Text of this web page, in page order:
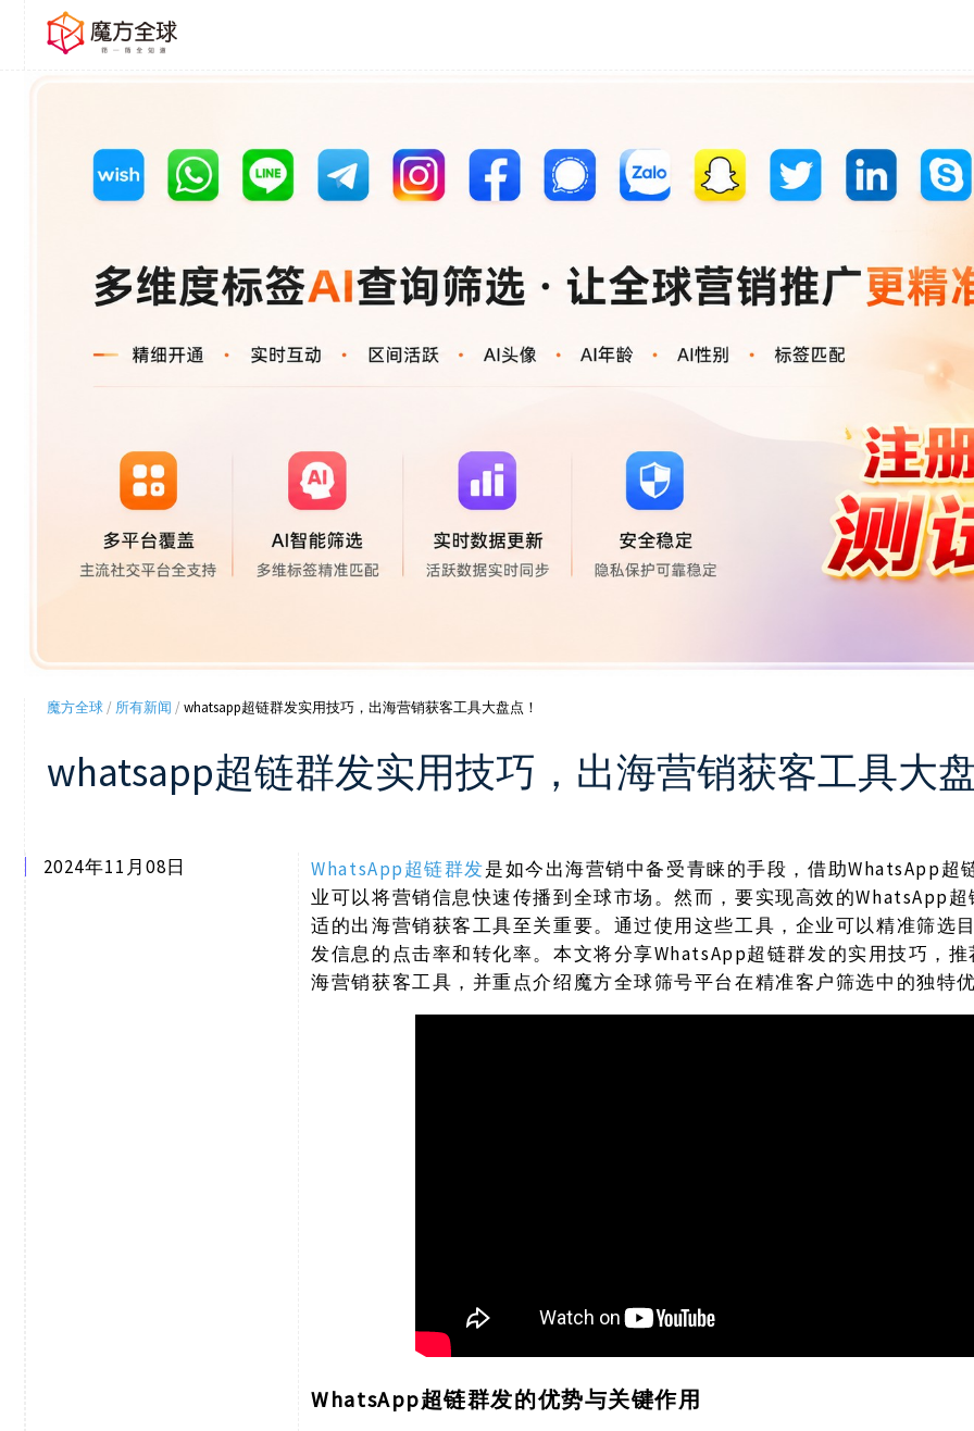
魔方全球 / 所有新闻 /whatsapp超链群发实用技巧，出海营销获客工具大盘点！
whatsapp超链群发实用技巧，出海营销获客工具大盘
2024年11月08日 WhatsApp超链群发是如今出海营销中备受青睐的手段，借助WhatsApp超
业可以将营销信息快速传播到全球市场。然而，要实现高效的WhatsApp
适的出海营销获客工具至关重要。通过使用这些工具，企业可以精准筛选
发信息的点击率和转化率。本文将分享WhatsApp超链群发的实用技巧，推
海营销获客工具，并重点介绍魔方全球筛号平台在精准客户筛选中的独特优
WhatsApp超链群发的优势与关键作用